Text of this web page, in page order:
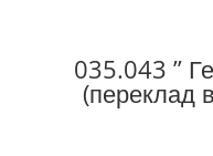
035.043 ”
(переклад